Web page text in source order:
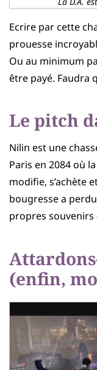
Ecrire par cette
prouesse
Ou au minimum
être payé. Faudra
Le pitch
Nilin est une
Paris en 2084 où
modifie, s’achète
bougresse a
propres souvenirs
(enfin,